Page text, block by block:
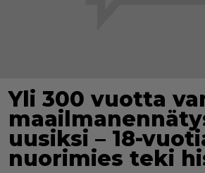
Yli 300 vuotta
uusiksi – 18-
nuorimies teki